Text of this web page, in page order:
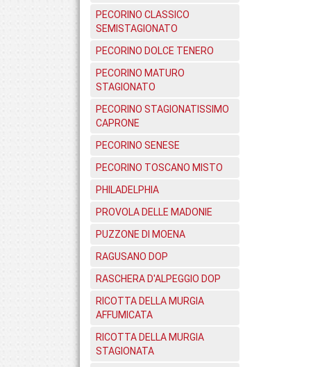
PECORINO CLASSICO
SEMISTAGIONATO
PECORINO DOLCE TENERO
PECORINO MATURO
STAGIONATO
PECORINO STAGIONATISSIMO
CAPRONE
PECORINO SENESE
PECORINO TOSCANO MISTO
PHILADELPHIA
PROVOLA DELLE MADONIE
PUZZONE DI MOENA
RAGUSANO DOP
RASCHERA D'ALPEGGIO DOP
RICOTTA DELLA MURGIA
AFFUMICATA
RICOTTA DELLA MURGIA
STAGIONATA